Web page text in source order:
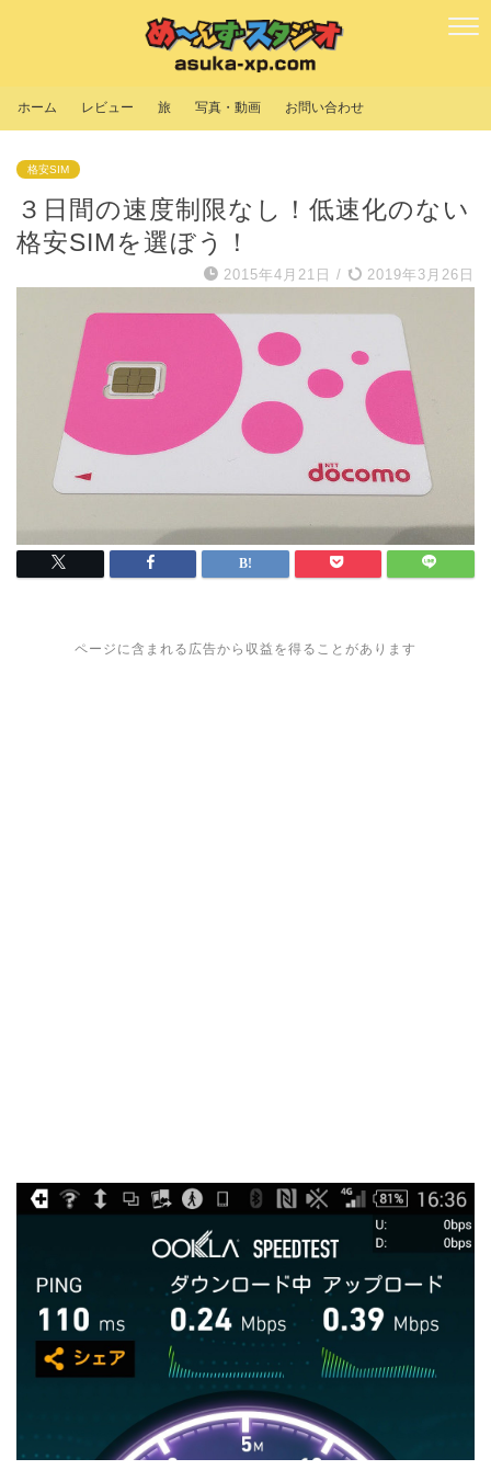
ホーム レビュー 旅 写真・動画 お問い合わせ
格安SIM
３日間の速度制限なし！低速化のない
格安SIMを選ぼう！
2015年4月21日 / 2019年3月26日
ページに含まれる広告から収益を得ることがあります